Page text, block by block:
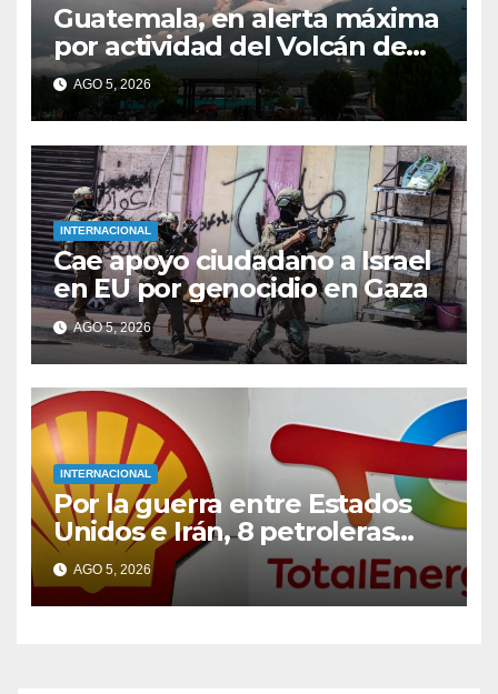
Guatemala, en alerta máxima
por actividad del Volcán de
Fuego; prevén que ceniza
llegue a municipios de
Chiapas
AGO 5, 2026
INTERNACIONAL
Cae apoyo ciudadano a Israel
en EU por genocidio en Gaza
AGO 5, 2026
INTERNACIONAL
Por la guerra entre Estados
Unidos e Irán, 8 petroleras
ganan 700 mil dólares cada
minuto
AGO 5, 2026